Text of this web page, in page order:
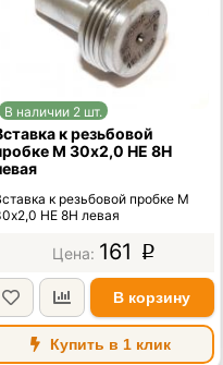
В наличии 2 шт.
к резьбовой
М 30х2,0 НЕ 8Н
к резьбовой пробке М
НЕ 8Н левая
161 p
В корзину
Купить в 1 клик